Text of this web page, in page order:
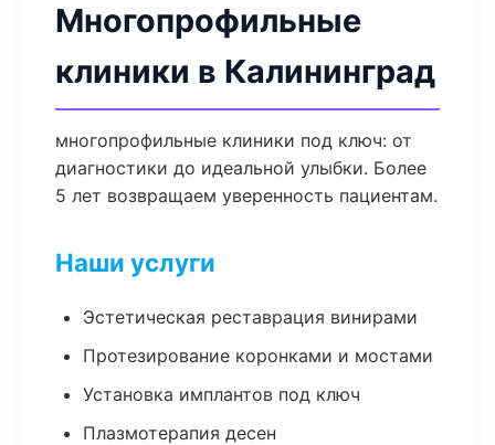
Многопрофильные
клиники в Калининград
многопрофильные клиники под ключ: от
диагностики до идеальной улыбки. Более
5 лет возвращаем уверенность пациентам.
Наши услуги
Эстетическая реставрация винирами
Протезирование коронками и мостами
Установка имплантов под ключ
Плазмотерапия десен